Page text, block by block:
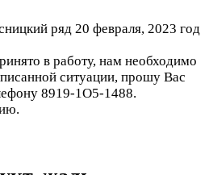
ряд 20 февраля, 2023 год
в работу, нам необходимо
ситуации, прошу Вас
8919-1О5-1488.